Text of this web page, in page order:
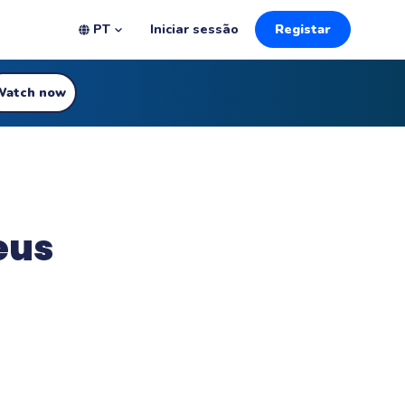
PT Iniciar sessão Registar
now